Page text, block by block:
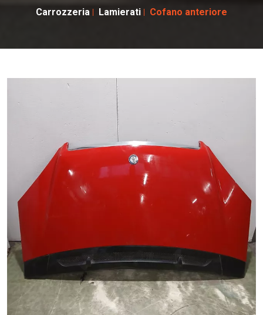
Carrozzeria Lamierati Cofano anteriore